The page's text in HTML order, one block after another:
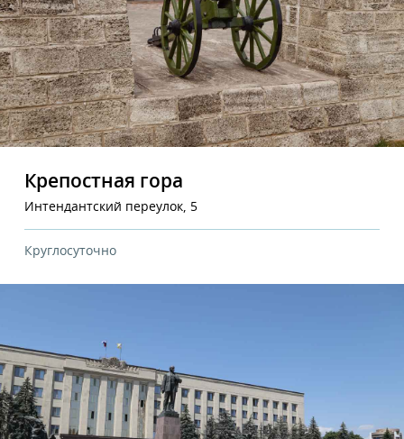
Крепостная гора
Интендантский переулок, 5
Круглосуточно